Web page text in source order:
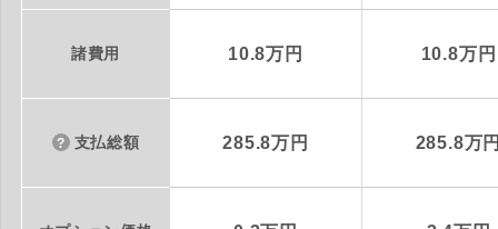
諸費用 10.8万円 10.8万円
支払総額 285.8万円 285.8万